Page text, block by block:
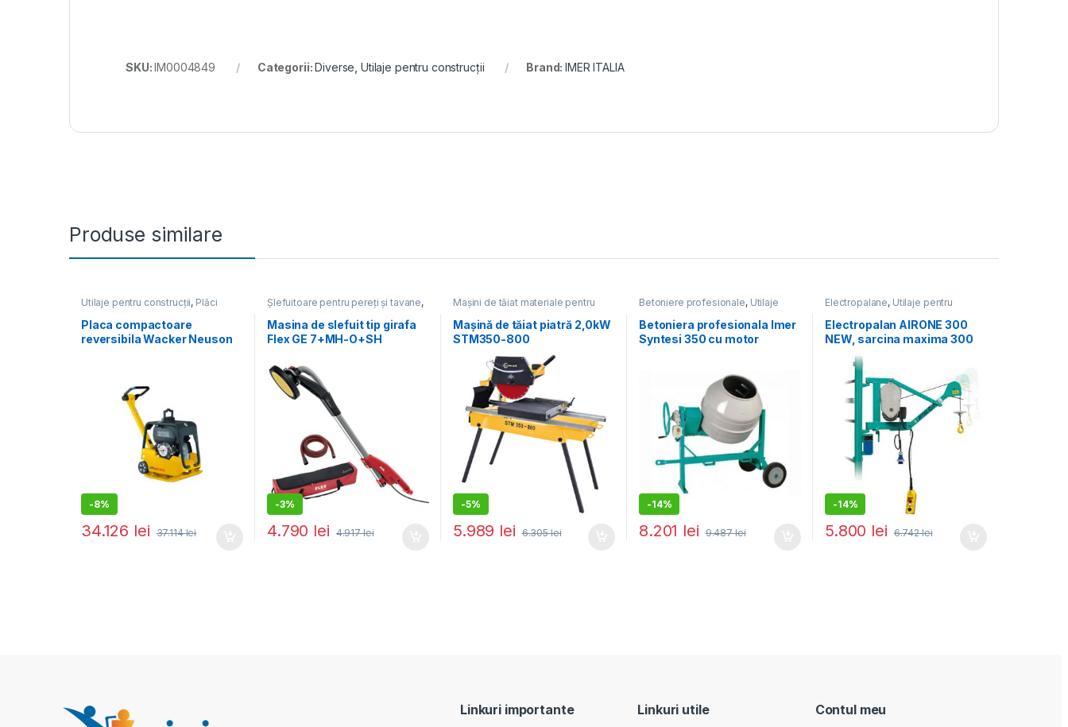
SKU:IM0004849 Categorii:Diverse ,Utilaje pentru construcții Brand:IMER ITALIA
Produse similare
Utilaje pentru construcții, Plăci
compactoare
Placa compactoare
reversibila Wacker Neuson
electrica
-8%
34.126 lei 37.114lei
Șlefuitoare pentru pereți și tavane,
Utilaje pentru construcții
Masina de slefuit tip girafa
Flex GE 7+MH-O+SH
-3%
4.790 lei 4.917lei
Mașini de tăiat materiale pentru
construcții
Utilaje pentru construcții
Mașină de tăiat piatră 2,0kW
STM350-800
-5%
5.989 lei 6.305lei
Betoniere profesionale, Utilaje
pentru construcții
Betoniera profesionala Imer
Syntesi 350 cu motor
-14%
8.201 lei 9.487lei
Electropalane, Utilaje pentru
construcții
Electropalan AIRONE 300
NEW, sarcina maxima 300
kg, inaltime maxima 30 m,
motor 230V, 1.1 kW
-14%
5.800 lei 6.742lei
Linkuri importante Linkuri utile Contul meu